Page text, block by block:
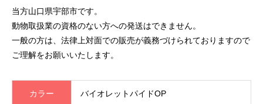
当方山口県宇部市です。
動物取扱業の資格のない方への発送はできません。
一般の方は、法律上対面での販売が義務づけられておりますので
ご理解をお願いいたします。
カラー バイオレットパイドOP